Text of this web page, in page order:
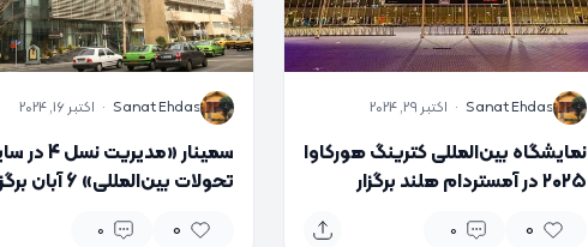
S
Sanat Ehdas
· اکتبر 29, 2024
نمایشگاه بین‌المللی کترینگ هورکاوا
۲۰۲۵ در آمستردام هلند برگزار
0
0
S
Sanat Ehdas
· اکتبر 16, 2024
سمینار «مدیریت
تحولات بین‌المللی» 6
0
0